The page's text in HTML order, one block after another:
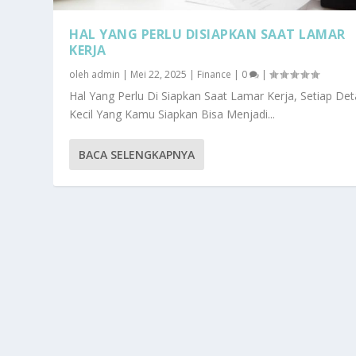
HAL YANG PERLU DISIAPKAN SAAT LAMAR
KERJA
oleh admin | Mei 22, 2025 | Finance | 0 |
Hal Yang Perlu Di Siapkan Saat Lamar Kerja, Setiap
Kecil Yang Kamu Siapkan Bisa Menjadi...
BACA SELENGKAPNYA